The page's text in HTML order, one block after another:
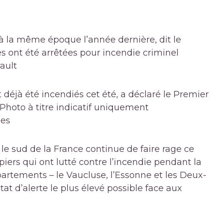
la même époque l’année dernière, dit le
ont été arrêtées pour incendie criminel
déjà été incendiés cet été, a déclaré le Premier
à titre indicatif uniquement
sud de la France continue de faire rage ce
qui ont lutté contre l’incendie pendant la
– le Vaucluse, l’Essonne et les Deux-
d’alerte le plus élevé possible face aux